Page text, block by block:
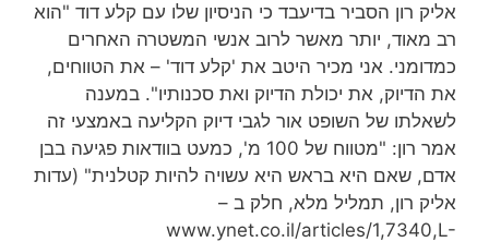
אליק רון הסביר בדיעבד כי הניסיון שלו עם קלע דוד "הוא
רב מאוד, יותר מאשר לרוב אנשי המשטרה האחרים
כמדומני. אני מכיר היטב את 'קלע דוד' – את הטווחים,
את הדיוק, את יכולת הדיוק ואת סכנותיו". במענה
לשאלתו של השופט אור לגבי דיוק הקליעה באמצעי זה
אמר רון: "מטווח של 100 מ', כמעט בוודאות פגיעה בבן
אדם, שאם היא בראש היא עשויה להיות קטלנית" (עדות
אליק רון, תמליל מלא, חלק ב –
www.ynet.co.il/articles/1,7340,L-